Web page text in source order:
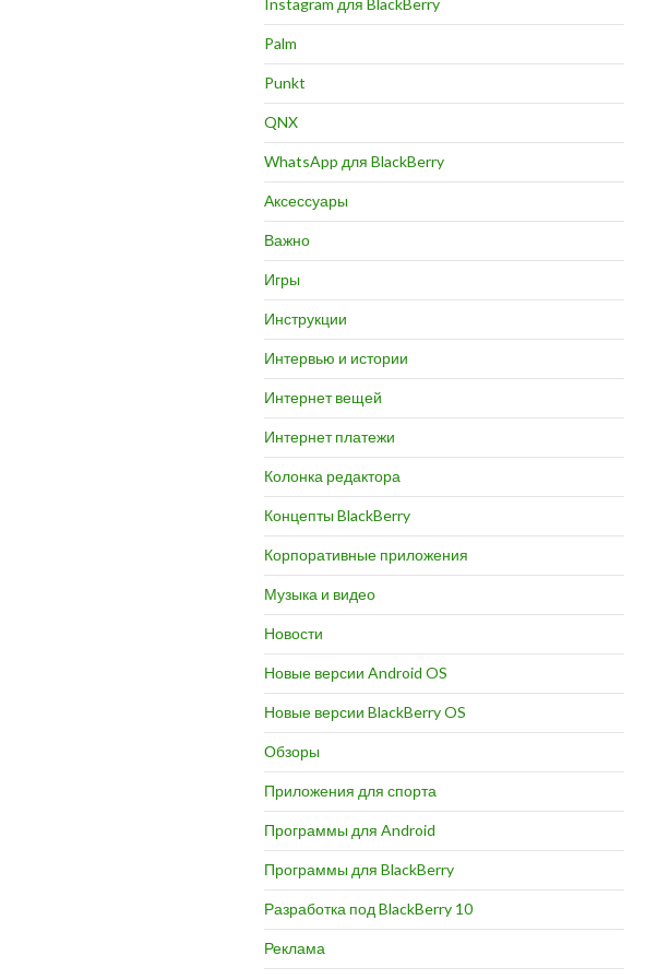
Palm
Punkt
QNX
WhatsApp для BlackBerry
Аксессуары
Важно
Игры
Инструкции
Интервью и истории
Интернет вещей
Интернет платежи
Колонка редактора
Концепты BlackBerry
Корпоративные приложения
Музыка и видео
Новости
Новые версии Android OS
Новые версии BlackBerry OS
Обзоры
Приложения для спорта
Программы для Android
Программы для BlackBerry
Разработка под BlackBerry 10
Реклама